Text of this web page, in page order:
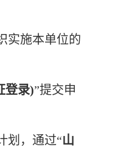
实施本单位的
登录)”提交申
划，通过“山